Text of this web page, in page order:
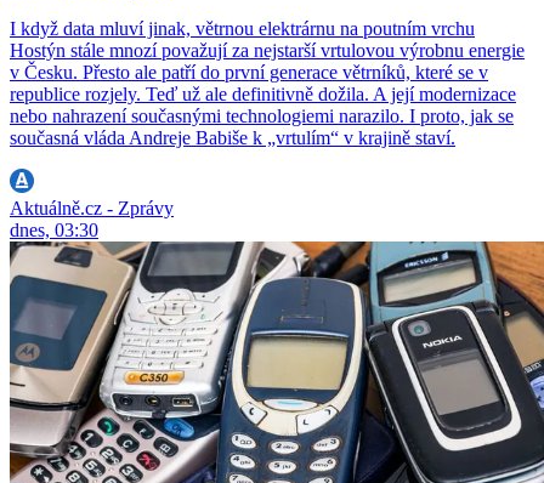
I když data mluví jinak, větrnou elektrárnu na poutním vrchu
Hostýn stále mnozí považují za nejstarší vrtulovou výrobnu energie
v Česku. Přesto ale patří do první generace větrníků, které se v
republice rozjely. Teď už ale definitivně dožila. A její modernizace
nebo nahrazení současnými technologiemi narazilo. I proto, jak se
současná vláda Andreje Babiše k „vrtulím“ v krajině staví.
Aktuálně.cz - Zprávy
dnes, 03:30